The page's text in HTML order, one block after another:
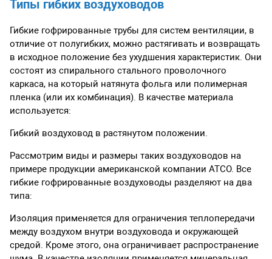
Типы гибких воздуховодов
Гибкие гофрированные трубы для систем вентиляции, в
отличие от полугибких, можно растягивать и возвращать
в исходное положение без ухудшения характеристик. Они
состоят из спирального стального проволочного
каркаса, на который натянута фольга или полимерная
пленка (или их комбинация). В качестве материала
используется:
Гибкий воздуховод в растянутом положении.
Рассмотрим виды и размеры таких воздуховодов на
примере продукции американской компании ATCO. Все
гибкие гофрированные воздуховоды разделяют на два
типа:
Изоляция применяется для ограничения теплопередачи
между воздухом внутри воздуховода и окружающей
средой. Кроме этого, она ограничивает распространение